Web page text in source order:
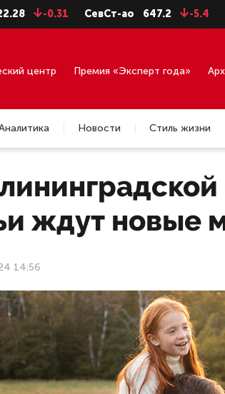
-0.31 СевСт-ао 647.2 -5.4
центр Премия «Эксперт года»
Новости Стиль жизни
ждут новые
14:56